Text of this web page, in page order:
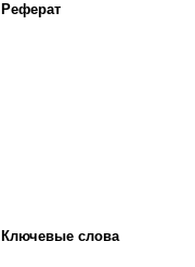
Реферат
Ключевые слова